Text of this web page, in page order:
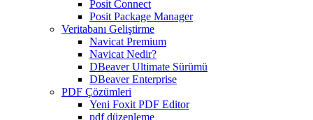
Posit Connect
Posit Package Manager
Veritabanı Geliştirme
Navicat Premium
Navicat Nedir?
DBeaver Ultimate Sürümü
DBeaver Enterprise
PDF Çözümleri
Yeni Foxit PDF Editor
pdf düzenleme